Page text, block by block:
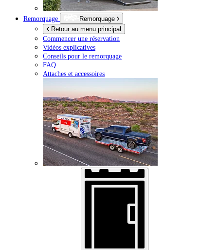
Remorquage
Remorquage
Retour au menu principal
Commencer une réservation
Vidéos explicatives
Conseils pour le remorquage
FAQ
Attaches et accessoires